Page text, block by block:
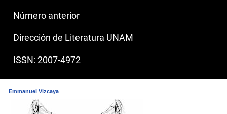
Número anterior
Dirección de Literatura UNAM
ISSN: 2007-4972
Emmanuel Vizcaya